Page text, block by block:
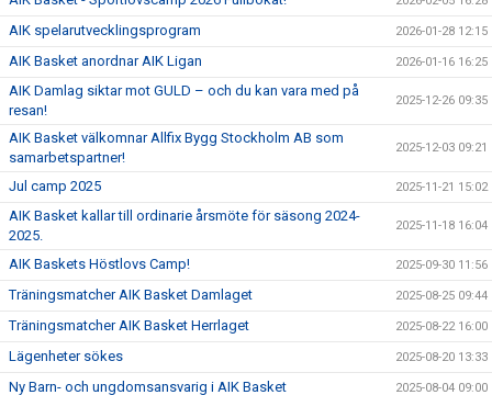
AIK spelarutvecklingsprogram 2026-01-28 12:15
AIK Basket anordnar AIK Ligan 2026-01-16 16:25
AIK Damlag siktar mot GULD – och du kan vara med på
resan!
2025-12-26 09:35
AIK Basket välkomnar Allfix Bygg Stockholm AB som
samarbetspartner!
2025-12-03 09:21
Jul camp 2025 2025-11-21 15:02
AIK Basket kallar till ordinarie årsmöte för säsong 2024-
2025.
2025-11-18 16:04
AIK Baskets Höstlovs Camp! 2025-09-30 11:56
Träningsmatcher AIK Basket Damlaget 2025-08-25 09:44
Träningsmatcher AIK Basket Herrlaget 2025-08-22 16:00
Lägenheter sökes 2025-08-20 13:33
Ny Barn- och ungdomsansvarig i AIK Basket 2025-08-04 09:00